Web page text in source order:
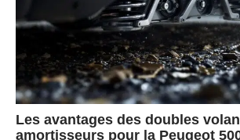
Les avantages des doubles
amortisseurs pour la Peugeot